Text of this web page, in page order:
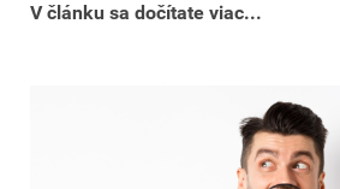
V článku sa dočítate viac...